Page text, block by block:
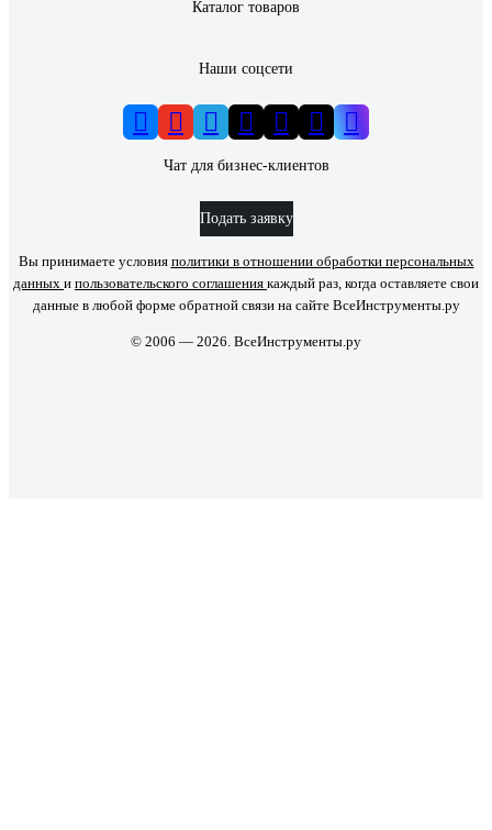
Каталог товаров
Наши соцсети
Чат для бизнес-клиентов
Подать заявку
Вы принимаете условия политики в отношении обработки персональных
данных и пользовательского соглашения каждый раз, когда оставляете свои
данные в любой форме обратной связи на сайте ВсеИнструменты.ру
© 2006 — 2026. ВсеИнструменты.ру